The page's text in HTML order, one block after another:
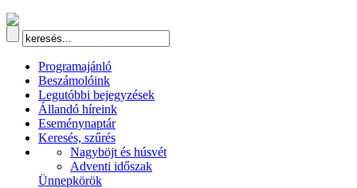
Programajánló
Beszámolóink
Legutóbbi bejegyzések
Állandó híreink
Eseménynaptár
Keresés, szűrés
Nagyböjt és húsvét
Adventi időszak
Ünnepkörök